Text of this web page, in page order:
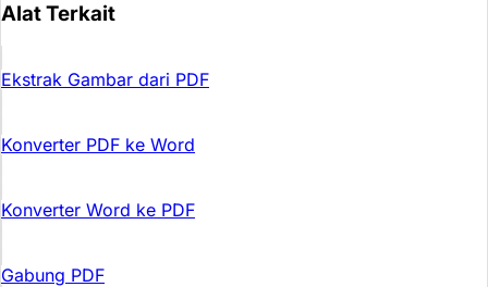
Alat Terkait
Ekstrak Gambar dari PDF
Konverter PDF ke Word
Konverter Word ke PDF
Gabung PDF